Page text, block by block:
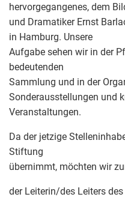
hervorgegangenes, dem
und Dramatiker Ernst
in Hamburg. Unsere
Aufgabe sehen wir in der
bedeutenden
Sammlung und in der
Sonderausstellungen und
Veranstaltungen.
Da der jetzige
Stiftung
übernimmt, möchten wir
der Leiterin/des Leiters